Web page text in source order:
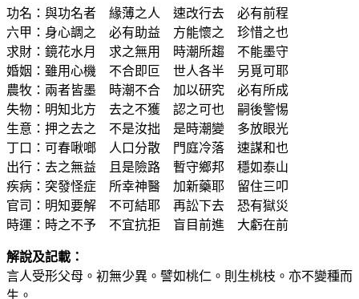
功名：與功名者 緣薄之人 速改行去 必有前程
六甲：身心調之 必有助益 方能懷之 珍惜之也
求財：鏡花水月 求之無用 時潮所趨 不能墨守
婚姻：雖用心機 不合即叵 世人各半 另覓可耶
農牧：兩者皆墨 時潮不合 加以研究 必有所成
失物：明知北方 去之不獲 認之可也 嗣後警惕
生意：押之去之 不是汝拙 是時潮變 多放眼光
丁口：可春啾啷 人口分散 門庭冷落 速謀和也
出行：去之無益 且是險路 暫守鄉邦 穩如泰山
疾病：突發怪症 所幸神醫 加新藥耶 留住三叩
官司：明知要解 不可結耶 再訟下去 恐有獄災
時運：時之不予 不宜抗拒 盲目前進 大虧在前
解說及記載：
言人受形父母。初無少異。譬如桃仁。則生桃枝。亦不變種而
生。